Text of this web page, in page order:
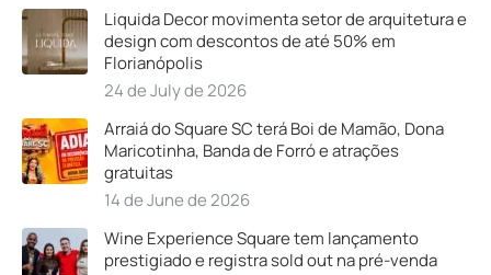
Liquida Decor movimenta setor de arquitetura e
design com descontos de até 50% em
Florianópolis
24 de July de 2026
Arraiá do Square SC terá Boi de Mamão, Dona
Maricotinha, Banda de Forró e atrações
gratuitas
14 de June de 2026
Wine Experience Square tem lançamento
prestigiado e registra sold out na pré-venda